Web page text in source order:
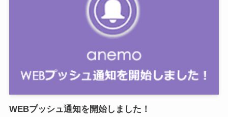
WEBプッシュ通知を開始しました！